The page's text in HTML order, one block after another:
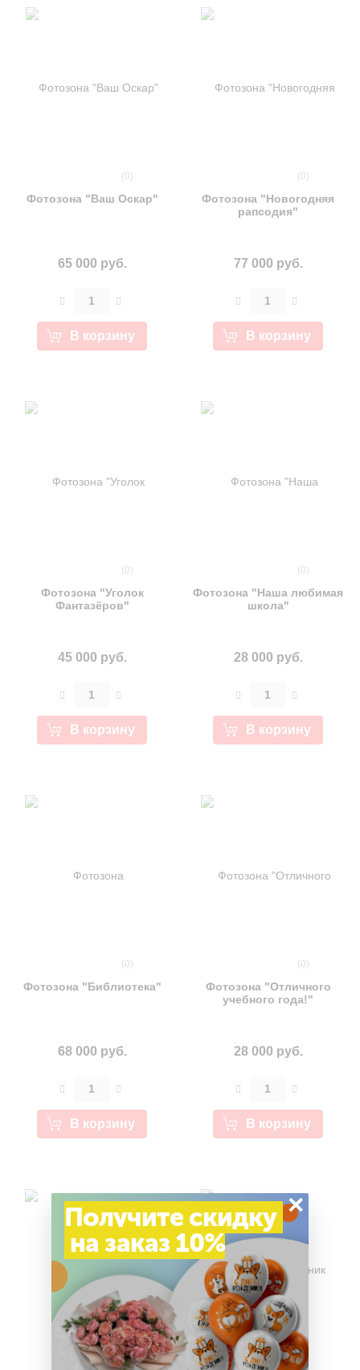
(0)
Фотозона "Ваш Оскар"
65 000 руб.
В корзину
(0)
Фотозона "Новогодняя
рапсодия"
77 000 руб.
В корзину
(0)
Фотозона "Уголок
Фантазёров"
45 000 руб.
В корзину
(0)
Фотозона "Наша любимая
школа"
28 000 руб.
В корзину
(0)
Фотозона "Библиотека"
68 000 руб.
В корзину
(0)
Фотозона "Отличного
учебного года!"
28 000 руб.
В корзину
(0) (0)
Получите скидку
на заказ 10%
×